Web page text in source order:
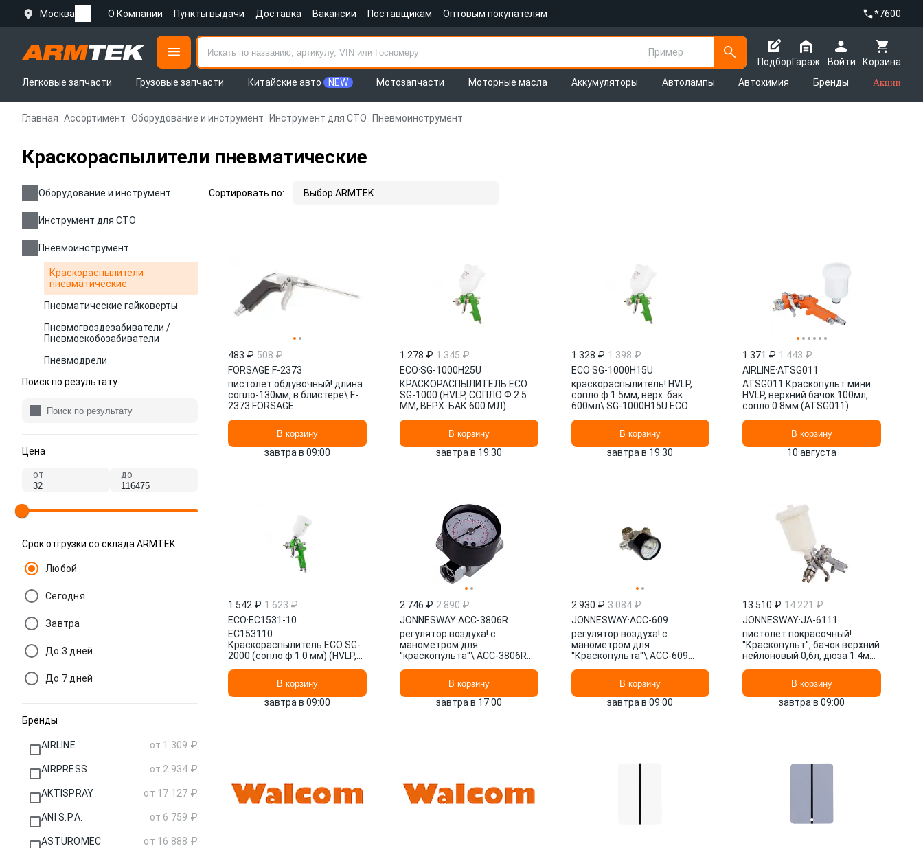
Москва О Компании Пункты выдачи Доставка Вакансии Поставщикам Оптовым покупателям *7600
Пример
Подбор
Корзина
Гараж
Войти
Легковые запчасти
Грузовые запчасти Китайские авто NEW Мотозапчасти Моторные масла Аккумуляторы Автолампы Автохимия Бренды Акции
Главная Ассортимент Оборудование и инструмент Инструмент для СТО Пневмоинструмент
Краскораспылители пневматические
Оборудование и инструмент
Инструмент для СТО
Пневмоинструмент
Краскораспылители
пневматические
Пневматические гайковерты
Пневмогвоздезабиватели /
Пневмоскобозабиватели
Пневмодрели
Пневмолобзики
Пневмопистолеты
Пневмошлифмашины
Соединения пневмоинструмента
Шланги для пневмоинструмента
Поиск по результату
Цена
от до
Срок отгрузки со склада ARMTEK
Любой
Сегодня
Завтра
До 3 дней
До 7 дней
Бренды
AIRLINE от 1 309 ₽
AIRPRESS от 2 934 ₽
AKTISPRAY от 17 127 ₽
ANI S.P.A. от 6 759 ₽
ASTUROMEC от 16 888 ₽
Сортировать по: Выбор ARMTEK
483 ₽ 508 ₽
FORSAGE·F-2373
пистолет обдувочный! длина
сопло-130мм, в блистере\ F-
2373 FORSAGE
В корзину
завтра в 09:00
1 278 ₽ 1 345 ₽
ECO·SG-1000H25U
КРАСКОРАСПЫЛИТЕЛЬ ECO
SG-1000 (HVLP, СОПЛО Ф 2.5
ММ, ВЕРХ. БАК 600 МЛ)
В корзину
завтра в 19:30
1 328 ₽ 1 398 ₽
ECO·SG-1000H15U
краскораспылитель! HVLP,
сопло ф 1.5мм, верх. бак
600мл\ SG-1000H15U ECO
В корзину
завтра в 19:30
1 371 ₽ 1 443 ₽
AIRLINE·ATSG011
ATSG011 Краскопульт мини
HVLP, верхний бачок 100мл,
сопло 0.8мм (ATSG011)
В корзину
10 августа
1 542 ₽ 1 623 ₽
ECO·EC1531-10
EC153110
Краскораспылитель ECO SG-
2000 (сопло ф 1.0 мм) (HVLP,
мл)
В корзину
завтра в 09:00
2 746 ₽ 2 890 ₽
JONNESWAY·ACC-3806R
регулятор воздуха! с
манометром для
''краскопульта''\ ACC-3806R
В корзину
завтра в 17:00
2 930 ₽ 3 084 ₽
JONNESWAY·ACC-609
регулятор воздуха! с
манометром для
''Краскопульта''\ ACC-609
В корзину
завтра в 09:00
13 510 ₽ 14 221 ₽
JONNESWAY·JA-6111
пистолет покрасочный!
''Краскопульт'', бачок верхний
нейлоновый 0,6л, дюза 1.4мм\
В корзину
завтра в 09:00